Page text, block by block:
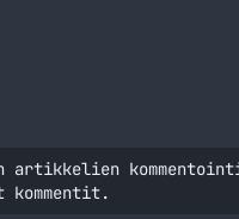
kommentit.